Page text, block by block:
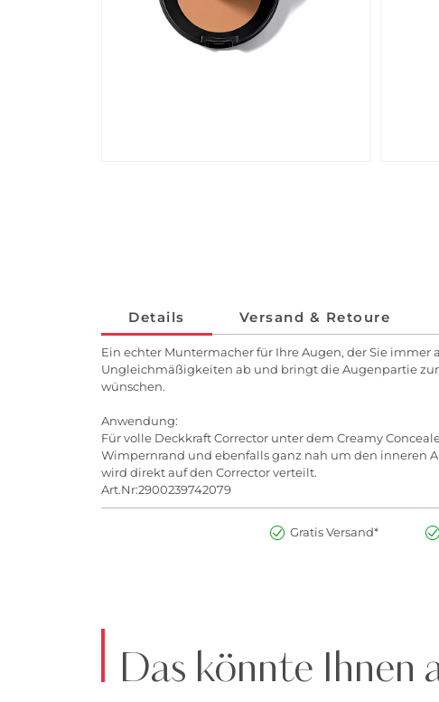
Details Versand & Retoure
Ein echter Muntermacher für Ihre Augen, der Sie immer
Ungleichmäßigkeiten ab und bringt die Augenpartie
wünschen.
Anwendung:
Für volle Deckkraft Corrector unter dem Creamy
Wimpernrand und ebenfalls ganz nah um den inneren
wird direkt auf den Corrector verteilt.
Art.Nr:2900239742079
Gratis Versand*
Das könnte Ihnen